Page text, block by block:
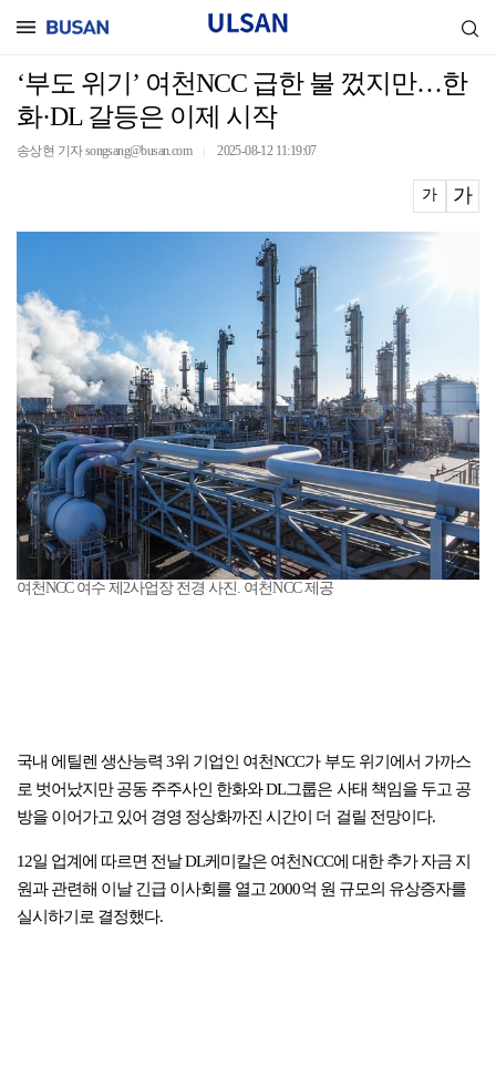
‘부도 위기’ 여천NCC 급한 불 껐지만…한
화·DL 갈등은 이제 시작
송상현 기자 songsang@busan.com 2025-08-12 11:19:07
가 가
여천NCC 여수 제2사업장 전경 사진. 여천NCC 제공
국내 에틸렌 생산능력 3위 기업인 여천NCC가 부도 위기에서 가까스
로 벗어났지만 공동 주주사인 한화와 DL그룹은 사태 책임을 두고 공
방을 이어가고 있어 경영 정상화까진 시간이 더 걸릴 전망이다.
12일 업계에 따르면 전날 DL케미칼은 여천NCC에 대한 추가 자금 지
원과 관련해 이날 긴급 이사회를 열고 2000억 원 규모의 유상증자를
실시하기로 결정했다.